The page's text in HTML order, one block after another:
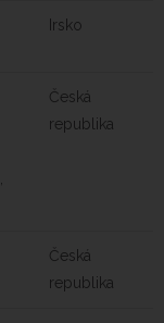
Irsko
Česká
republika
Česká
republika